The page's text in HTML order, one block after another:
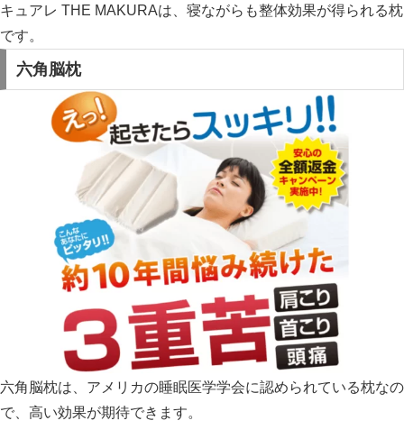
キュアレ THE MAKURAは、寝ながらも整体効果が得られる枕
です。
六角脳枕
六角脳枕は、アメリカの睡眠医学学会に認められている枕なの
で、高い効果が期待できます。